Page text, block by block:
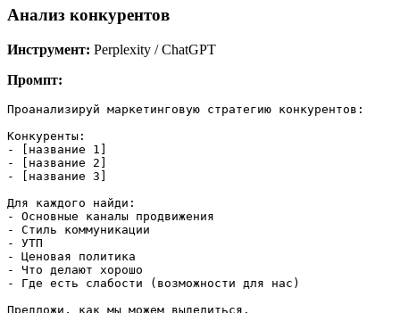
Анализ конкурентов
Инструмент: Perplexity / ChatGPT
Промпт:
Проанализируй маркетинговую стратегию конкурентов:
Конкуренты:
- [название 1]
- [название 2]
- [название 3]
Для каждого найди:
- Основные каналы продвижения
- Стиль коммуникации
- УТП
- Ценовая политика
- Что делают хорошо
- Где есть слабости (возможности для нас)